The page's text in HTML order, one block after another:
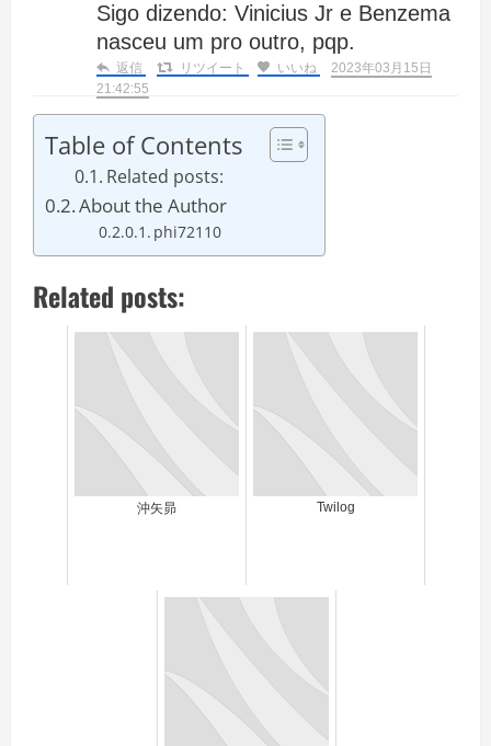
Sigo dizendo: Vinicius Jr e Benzema
nasceu um pro outro, pqp.
返信 リツイート いいね
2023年03月15日
21:42:55
Table of Contents
Related posts:
About the Author
phi72110
Related posts:
沖矢昴 Twilog